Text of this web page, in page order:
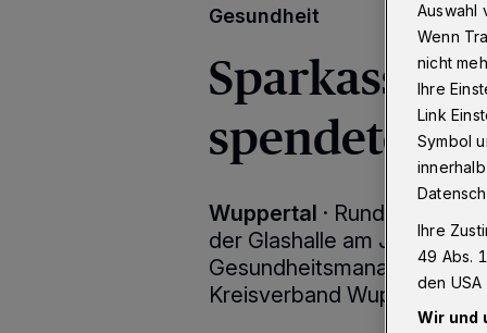
Gesundheit
spendete
Wuppertal · Rund 70
der Glashalle am
Gesundheitsmanagement
Kreisverband Wuppertal
Auswahl
Wenn
nicht
Ihre
Link
Symbol
Ihre
49 Abs.
den USA
Wir und